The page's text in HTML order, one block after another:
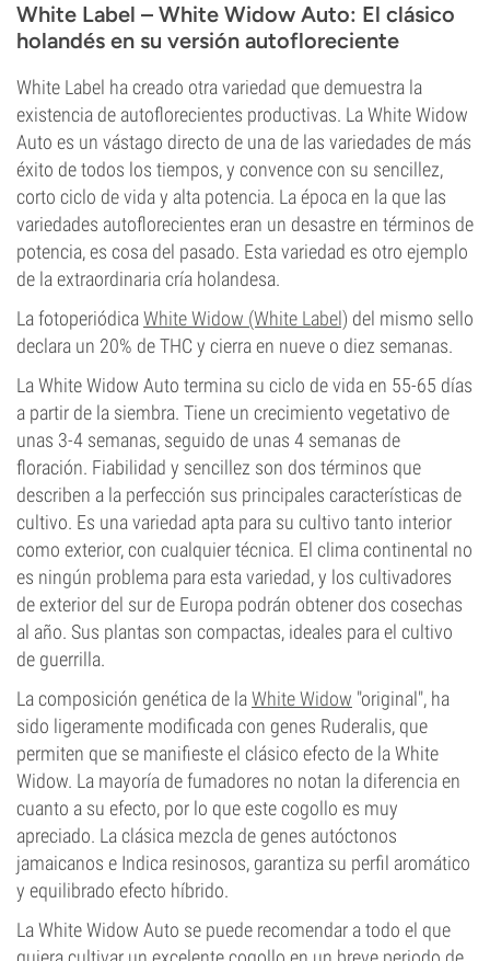
White Label – White Widow Auto: El clásico
holandés en su versión autofloreciente
White Label ha creado otra variedad que demuestra la
existencia de autoflorecientes productivas. La White Widow
Auto es un vástago directo de una de las variedades de más
éxito de todos los tiempos, y convence con su sencillez,
corto ciclo de vida y alta potencia. La época en la que las
variedades autoflorecientes eran un desastre en términos de
potencia, es cosa del pasado. Esta variedad es otro ejemplo
de la extraordinaria cría holandesa.
La fotoperiódicaWhite Widow (White Label) del mismo sello
declara un 20% de THC y cierra en nueve o diez semanas.
La White Widow Auto termina su ciclo de vida en 55-65 días
a partir de la siembra. Tiene un crecimiento vegetativo de
unas 3-4 semanas, seguido de unas 4 semanas de
floración. Fiabilidad y sencillez son dos términos que
describen a la perfección sus principales características de
cultivo. Es una variedad apta para su cultivo tanto interior
como exterior, con cualquier técnica. El clima continental no
es ningún problema para esta variedad, y los cultivadores
de exterior del sur de Europa podrán obtener dos cosechas
al año. Sus plantas son compactas, ideales para el cultivo
de guerrilla.
La composición genética de laWhite Widow "original", ha
sido ligeramente modificada con genes Ruderalis, que
permiten que se manifieste el clásico efecto de la White
Widow. La mayoría de fumadores no notan la diferencia en
cuanto a su efecto, por lo que este cogollo es muy
apreciado. La clásica mezcla de genes autóctonos
jamaicanos e Indica resinosos, garantiza su perfil aromático
y equilibrado efecto híbrido.
La White Widow Auto se puede recomendar a todo el que